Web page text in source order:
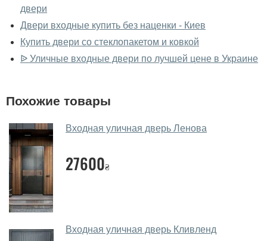
Да, можно посмотреть двери входные в нашем
фирменном салоне-магазине.
У вас большой магазин?
Помогаете ли вы выбрать двери
Да. Мы консультируем покупателей
через мессенджеры, онлайн чат или непосредственно
в нашем салоне-магазине.
Какие двери входные посоветуете?
параметров, Вашего бюджета и других факторов.
двери
Двери входные купить без наценки - Киев
Купить двери со стеклопакетом и ковкой
ᐉ Уличные входные двери по лучшей цене в Украине
Похожие товары
Входная уличная дверь Ленова
27600₴
Входная уличная дверь Кливленд